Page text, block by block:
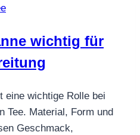
wichtig für
eine wichtige Rolle bei
Tee. Material, Form und
Geschmack,